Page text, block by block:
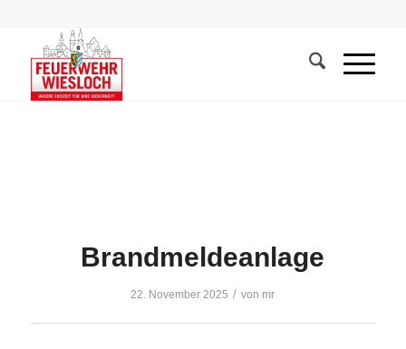
Brandmeldeanlage
22. November 2025 / von mr